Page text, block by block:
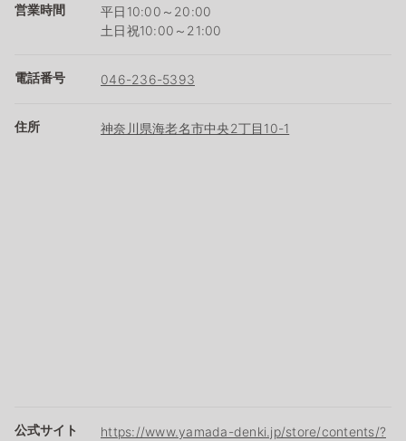
営業時間
平日10:00～20:00
土日祝10:00～21:00
電話番号 046-236-5393
住所 神奈川県海老名市中央2丁目10-1
公式サイト
https://www.yamada-denki.jp/store/contents/?